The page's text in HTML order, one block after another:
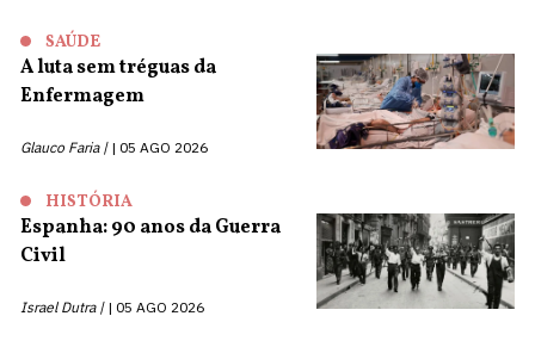
SAÚDE
A luta sem tréguas da
Enfermagem
Glauco Faria | 05 AGO 2026
HISTÓRIA
Espanha: 90 anos da Guerra
Civil
Israel Dutra | 05 AGO 2026